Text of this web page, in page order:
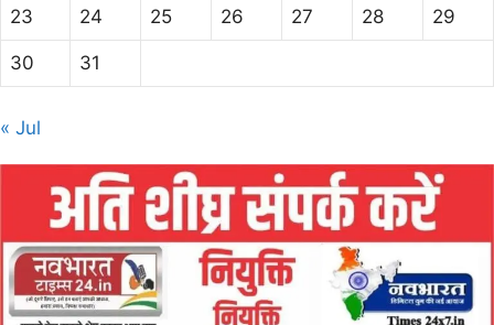
23 24 25 26 27 28 29
30 31
« Jul